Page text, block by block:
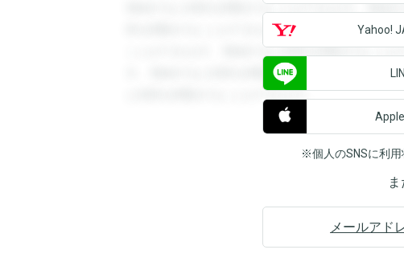
登録すると回答を閲覧することができます。登録
答を閲覧することができます。登録すると回答を
ことができます。登録すると回答を閲覧すること
す。登録すると回答を閲覧することができます。
と回答を閲覧することができます。
Yahoo!
※個人のSNSに利
メールアド